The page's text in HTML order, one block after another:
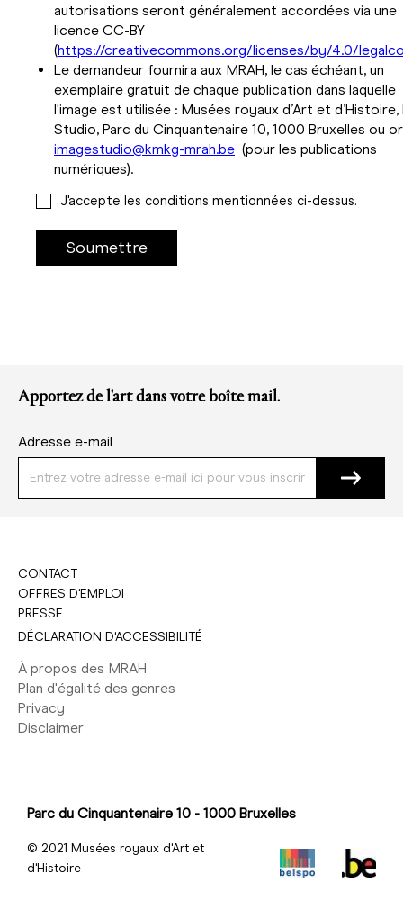
autorisations seront généralement accordées via une
licence CC-BY
(https://creativecommons.org/licenses/by/4.0/
Le demandeur fournira aux MRAH, le cas échéant, un
exemplaire gratuit de chaque publication dans laquelle
l'image est utilisée : Musées royaux d’Art et d’Histoire,
Studio, Parc du Cinquantenaire 10, 1000 Bruxelles ou or
imagestudio@kmkg-mrah.be (pour les publications
numériques).
J'accepte les conditions mentionnées ci-dessus.
Apportez de l'art dans votre boîte mail.
Adresse e-mail
CONTACT
OFFRES D'EMPLOI
PRESSE
DÉCLARATION D'ACCESSIBILITÉ
À propos des MRAH
Plan d'égalité des genres
Privacy
Disclaimer
Parc du Cinquantenaire 10 - 1000 Bruxelles
© 2021 Musées royaux d'Art et
d'Histoire